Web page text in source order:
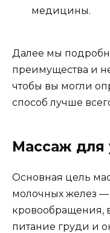
медицины.
Далее мы
преимущества и
чтобы вы могли
способ лучше
Массаж для
Основная цель
молочных желез
кровообращения,
питание груди и